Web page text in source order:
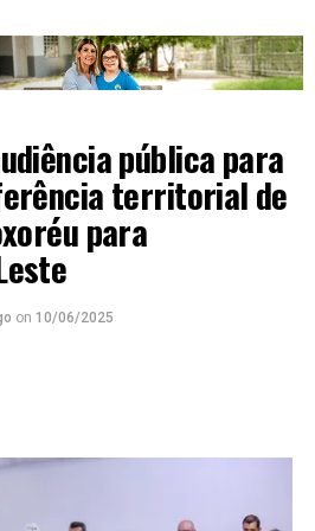
pública para
territorial de
para
on 10/06/2025